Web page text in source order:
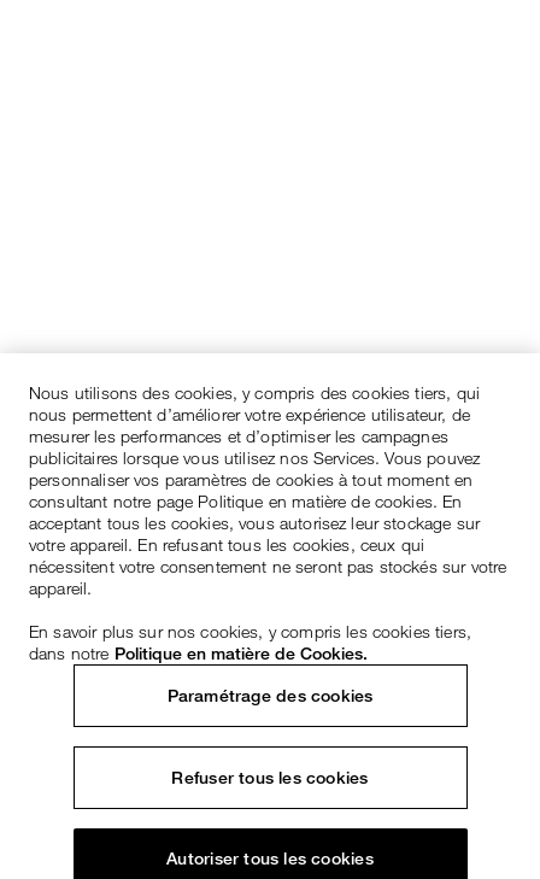
Nous utilisons des cookies, y compris des cookies tiers, qui
nous permettent d’améliorer votre expérience utilisateur, de
mesurer les performances et d’optimiser les campagnes
publicitaires lorsque vous utilisez nos Services. Vous pouvez
personnaliser vos paramètres de cookies à tout moment en
consultant notre page Politique en matière de cookies. En
acceptant tous les cookies, vous autorisez leur stockage sur
votre appareil. En refusant tous les cookies, ceux qui
nécessitent votre consentement ne seront pas stockés sur votre
appareil.
En savoir plus sur nos cookies, y compris les cookies tiers,
dans notre Politique en matière de Cookies.
Paramétrage des cookies
Refuser tous les cookies
Autoriser tous les cookies